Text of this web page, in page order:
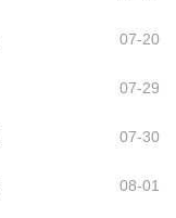
07-20
07-29
07-30
08-01